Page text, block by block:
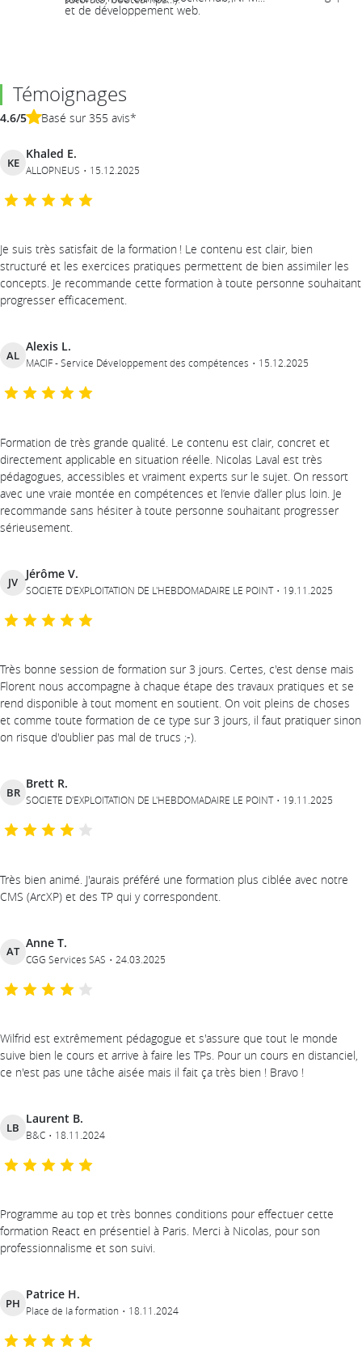
et de développement web.
Témoignages
4.6/5 Basé sur 355 avis*
KE
Khaled E.
ALLOPNEUS 15.12.2025
Je suis très satisfait de la formation ! Le contenu est clair, bien
structuré et les exercices pratiques permettent de bien assimiler les
concepts. Je recommande cette formation à toute personne souhaitant
progresser efficacement.
AL
Alexis L.
MACIF - Service Développement des compétences 15.12.2025
Formation de très grande qualité. Le contenu est clair, concret et
directement applicable en situation réelle. Nicolas Laval est très
pédagogues, accessibles et vraiment experts sur le sujet. On ressort
avec une vraie montée en compétences et l’envie d’aller plus loin. Je
recommande sans hésiter à toute personne souhaitant progresser
sérieusement.
JV
Jérôme V.
SOCIETE D'EXPLOITATION DE L'HEBDOMADAIRE LE POINT 19.11.2025
Très bonne session de formation sur 3 jours. Certes, c'est dense mais
Florent nous accompagne à chaque étape des travaux pratiques et se
rend disponible à tout moment en soutient. On voit pleins de choses
et comme toute formation de ce type sur 3 jours, il faut pratiquer sinon
on risque d'oublier pas mal de trucs ;-).
BR
Brett R.
SOCIETE D'EXPLOITATION DE L'HEBDOMADAIRE LE POINT 19.11.2025
Très bien animé. J'aurais préféré une formation plus ciblée avec notre
CMS (ArcXP) et des TP qui y correspondent.
AT
Anne T.
CGG Services SAS 24.03.2025
Wilfrid est extrêmement pédagogue et s'assure que tout le monde
suive bien le cours et arrive à faire les TPs. Pour un cours en distanciel,
ce n'est pas une tâche aisée mais il fait ça très bien ! Bravo !
LB
Laurent B.
B&C 18.11.2024
Programme au top et très bonnes conditions pour effectuer cette
formation React en présentiel à Paris. Merci à Nicolas, pour son
professionnalisme et son suivi.
PH
Patrice H.
Place de la formation 18.11.2024